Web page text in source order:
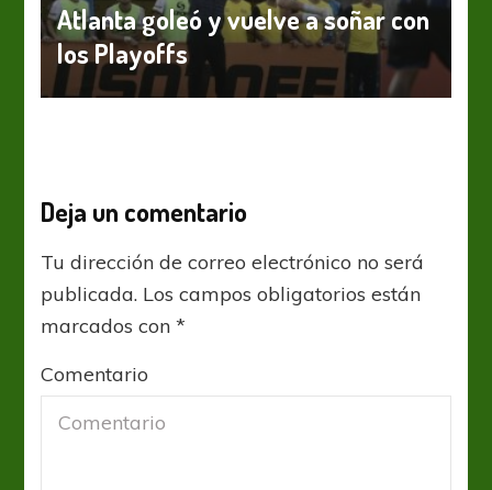
Atlanta goleó y vuelve a soñar con
los Playoffs
Deja un comentario
Tu dirección de correo electrónico no será
publicada. Los campos obligatorios están
marcados con*
Comentario